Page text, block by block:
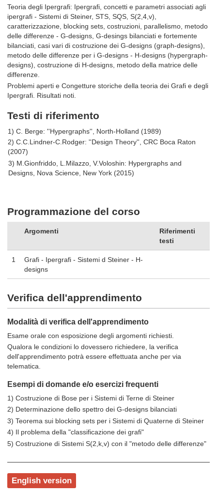
Teoria degli Ipergrafi: Ipergrafi, concetti e parametri associati agli
ipergrafi - Sistemi di Steiner, STS, SQS, S(2,4,v),
caratterizzazione, blocking sets, costruzioni, parallelismo, metodo
delle differenze - G-designs, G-desings bilanciati e fortemente
bilanciati, casi vari di costruzione dei G-designs (graph-designs),
metodo delle differenze per i G-designs - H-designs (hypergraph-
designs), costruzione di H-designs, metodo della matrice delle
differenze.
Problemi aperti e Congetture storiche della teoria dei Grafi e degli
Ipergrafi. Risultati noti.
Testi di riferimento
1) C. Berge: ''Hypergraphs'', North-Holland (1989)
2) C.C.Lindner-C.Rodger: ''Design Theory'', CRC Boca Raton
(2007)
3) M.Gionfriddo, L.Milazzo, V.Voloshin: Hypergraphs and
Designs, Nova Science, New York (2015)
Programmazione del corso
Argomenti
Riferimenti
testi
1
Grafi - Ipergrafi - Sistemi d Steiner - H-
designs
Verifica dell'apprendimento
Modalità di verifica dell'apprendimento
Esame orale con esposizione degli argomenti richiesti.
Qualora le condizioni lo dovessero richiedere, la verifica
dell'apprendimento potrà essere effettuata anche per via
telematica.
Esempi di domande e/o esercizi frequenti
1) Costruzione di Bose per i Sistemi di Terne di Steiner
2) Determinazione dello spettro dei G-designs bilanciati
3) Teorema sui blocking sets per i Sistemi di Quaterne di Steiner
4) Il problema della "classificazione dei grafi"
5) Costruzione di Sistemi S(2,k,v) con il "metodo delle differenze"
English version